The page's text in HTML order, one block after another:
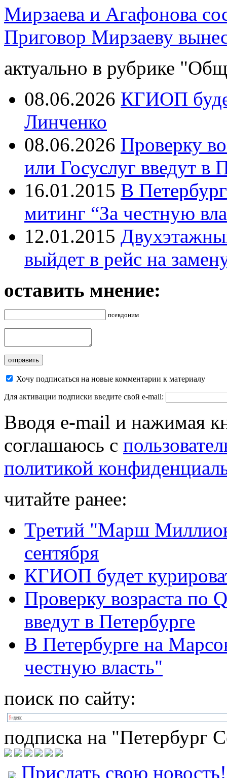
Мирзаева и Агафонова
Приговор Мирзаеву
актуально в рубрике
08.06.2026 КГИОП
Линченко
08.06.2026 Проверку
или Госуслуг введут в
16.01.2015 В
митинг “За честную
12.01.2015
выйдет в рейс на
оставить мнение:
псевдоним
Хочу подписаться на новые комментарии к материалу
Для активации подписки введите свой e-mail:
Вводя e-mail и нажимая
соглашаюсь с
политикой
читайте ранее:
Третий "Марш
сентября
КГИОП будет
Проверку возраста по
введут в Петербурге
В Петербурге на
честную власть"
поиск по сайту:
подписка на "Петербург
Прислать свою новость!